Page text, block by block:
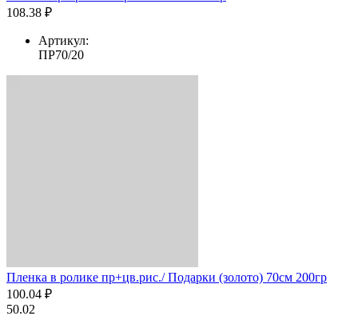
108.38 ₽
Артикул:
ПР70/20
Пленка в ролике пр+цв.рис./ Подарки (золото) 70см 200гр
100.04 ₽
50.02